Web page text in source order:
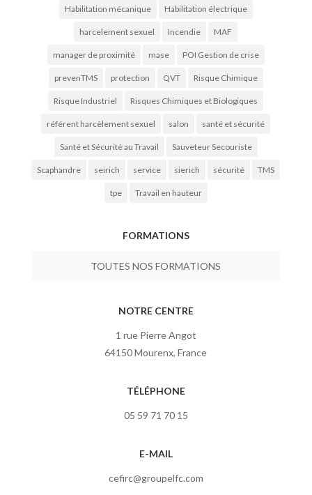
Habilitation mécanique Habilitation électrique
harcelement sexuel Incendie MAF
manager de proximité mase POI Gestion de crise
prevenTMS protection QVT Risque Chimique
Risque Industriel Risques Chimiques et Biologiques
référent harcèlement sexuel salon santé et sécurité
Santé et Sécurité au Travail Sauveteur Secouriste
Scaphandre seirich service sierich sécurité TMS
tpe Travail en hauteur
FORMATIONS
TOUTES NOS FORMATIONS
NOTRE CENTRE
1 rue Pierre Angot
64150 Mourenx, France
TÉLÉPHONE
05 59 71 70 15
E-MAIL
cefirc@groupelfc.com